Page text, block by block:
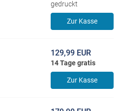
gedruckt
Zur Kasse
129,99 EUR
14 Tage gratis
Zur Kasse